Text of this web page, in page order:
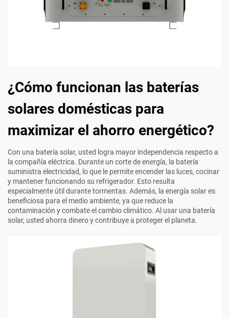
¿Cómo funcionan las baterías
solares domésticas para
maximizar el ahorro energético?
Con una batería solar, usted logra mayor independencia respecto a
la compañía eléctrica. Durante un corte de energía, la batería
suministra electricidad, lo que le permite encender las luces, cocinar
y mantener funcionando su refrigerador. Esto resulta
especialmente útil durante tormentas. Además, la energía solar es
beneficiosa para el medio ambiente, ya que reduce la
contaminación y combate el cambio climático. Al usar una batería
solar, usted ahorra dinero y contribuye a proteger el planeta.